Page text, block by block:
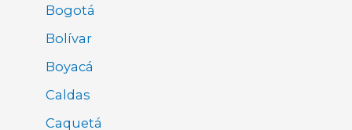
Bogotá
Bolívar
Boyacá
Caldas
Caquetá